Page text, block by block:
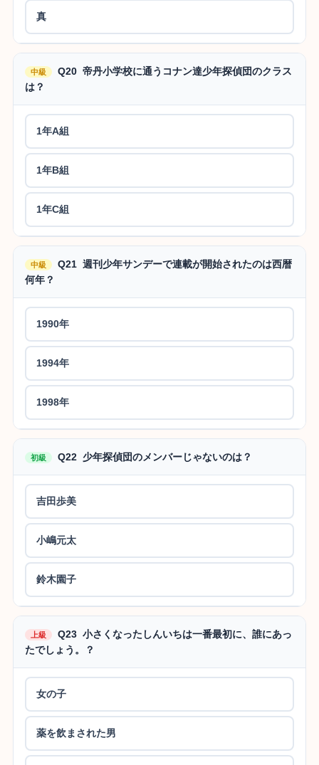
真
中級
Q20 帝丹小学校に通うコナン達少年探偵団のクラス
は？
1年A組
1年B組
1年C組
中級
Q21 週刊少年サンデーで連載が開始されたのは西暦
何年？
1990年
1994年
1998年
初級 Q22 少年探偵団のメンバーじゃないのは？
吉田歩美
小嶋元太
鈴木園子
上級
Q23 小さくなったしんいちは一番最初に、誰にあっ
たでしょう。？
女の子
薬を飲まされた男